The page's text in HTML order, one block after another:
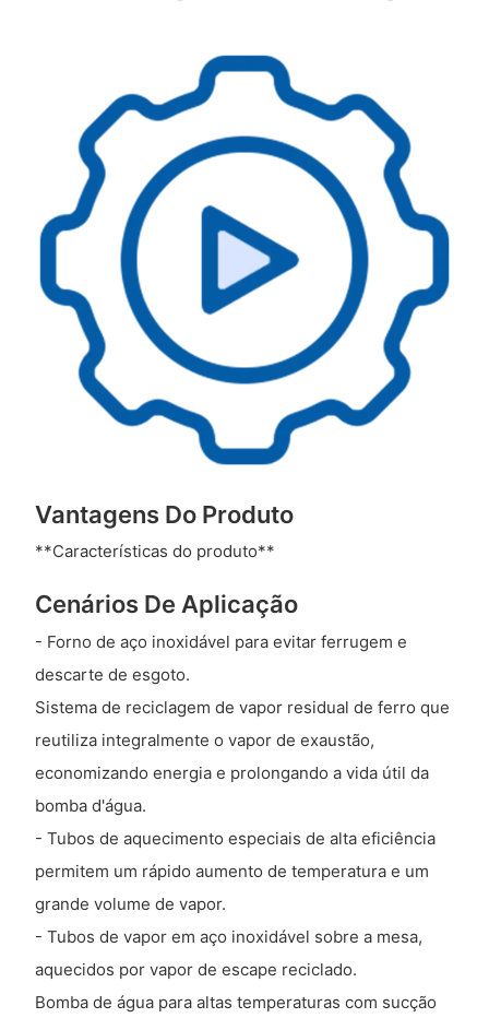
Vantagens Do Produto
**Características do produto**
Cenários De Aplicação
- Forno de aço inoxidável para evitar ferrugem e
descarte de esgoto.
Sistema de reciclagem de vapor residual de ferro que
reutiliza integralmente o vapor de exaustão,
economizando energia e prolongando a vida útil da
bomba d'água.
- Tubos de aquecimento especiais de alta eficiência
permitem um rápido aumento de temperatura e um
grande volume de vapor.
- Tubos de vapor em aço inoxidável sobre a mesa,
aquecidos por vapor de escape reciclado.
Bomba de água para altas temperaturas com sucção